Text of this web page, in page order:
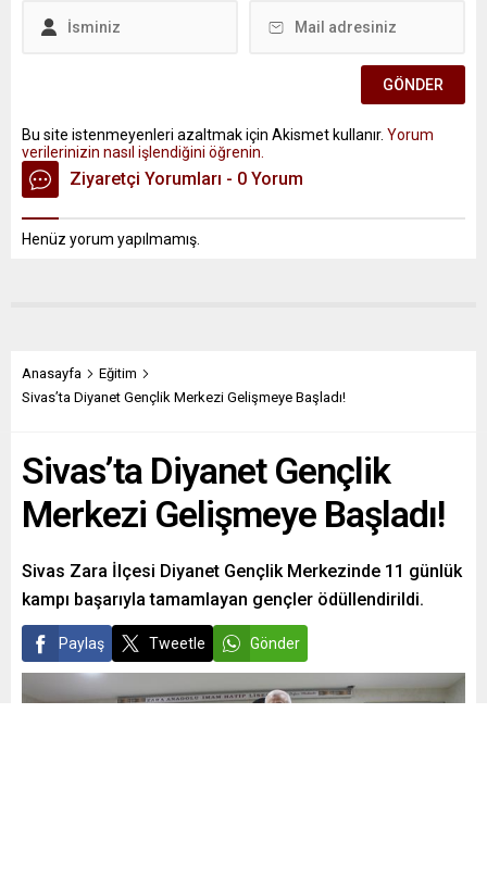
Bu site istenmeyenleri azaltmak için Akismet kullanır. Yorum
verilerinizin nasıl işlendiğini öğrenin.
Ziyaretçi Yorumları - 0 Yorum
Henüz yorum yapılmamış.
Anasayfa
Eğitim
Sivas’ta Diyanet Gençlik Merkezi Gelişmeye Başladı!
Sivas’ta Diyanet Gençlik
Merkezi Gelişmeye Başladı!
Sivas Zara İlçesi Diyanet Gençlik Merkezinde 11 günlük
kampı başarıyla tamamlayan gençler ödüllendirildi.
Paylaş Tweetle Gönder